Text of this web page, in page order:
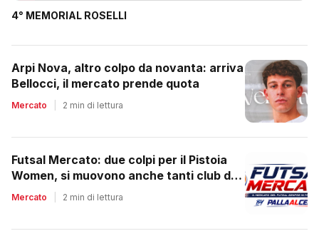
4° MEMORIAL ROSELLI
Arpi Nova, altro colpo da novanta: arriva
Bellocci, il mercato prende quota
Mercato 2 min di lettura
Futsal Mercato: due colpi per il Pistoia
Women, si muovono anche tanti club del
regionale
Mercato 2 min di lettura